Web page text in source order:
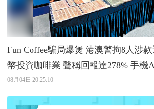
Fun Coffee騙局爆煲 港澳警拘8人涉款近億 誘市民虛
幣投資咖啡業
08月04日 20:25:10